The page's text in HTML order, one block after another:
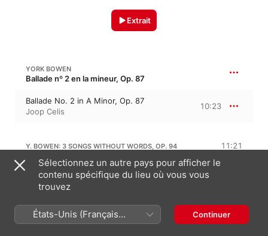
Extrait
YORK BOWEN
Ballade nº 2 en la mineur, Op. 87
Ballade No. 2 in A Minor, Op. 87
Joop Celis
10:23
Y. BOWEN: 3 SONGS WITHOUT WORDS, OP. 94 11:21
No. 1, Song of the Stream
Joop Celis
3:54
No. 2, Solitude
Joop Celis
4:01
Sélectionnez un autre pays pour afficher le
contenu spécifique du lieu où vous vous
trouvez
États-Unis (Français
France)
Continuer